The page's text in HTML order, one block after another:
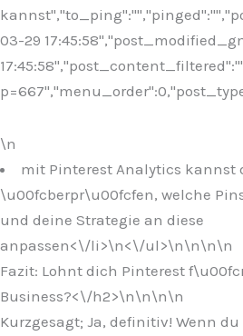
03-29
\n
mit Pinterest Analytics kannst
\u00fcberpr\u00fcfen, welche
und deine Strategie an diese
anpassen<\/li>\n<\/ul>\n\n\n\n
Fazit: Lohnt dich Pinterest
Business?<\/h2>\n\n\n\n
Kurzgesagt; Ja, definitiv! Wenn